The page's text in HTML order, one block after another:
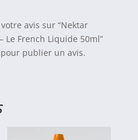
avis sur “Nektar
Le French Liquide 50ml”
pour publier un avis.